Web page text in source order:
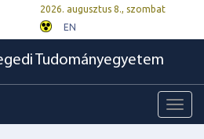
2026. augusztus 8., szombat
EN
Tudományegyetem